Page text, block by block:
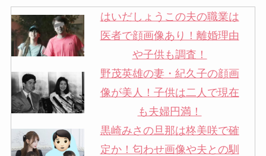
はいだしょうこの夫の職業は
医者で顔画像あり！離婚理由
や子供も調査！
野茂英雄の妻・紀久子の顔画
像が美人！子供は二人で現在
も夫婦円満！
黒崎みさの旦那は柊美咲で確
定か！匂わせ画像や夫との馴